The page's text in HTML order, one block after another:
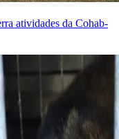
atividades da Cohab-